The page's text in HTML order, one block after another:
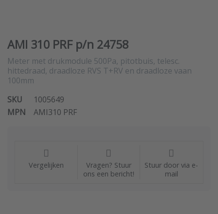
AMI 310 PRF p/n 24758
Meter met drukmodule 500Pa, pitotbuis, telesc.
hittedraad, draadloze RVS T+RV en draadloze vaan
100mm
SKU
1005649
MPN
AMI310 PRF
Vergelijken
Vragen? Stuur
ons een bericht!
Stuur door via e-
mail